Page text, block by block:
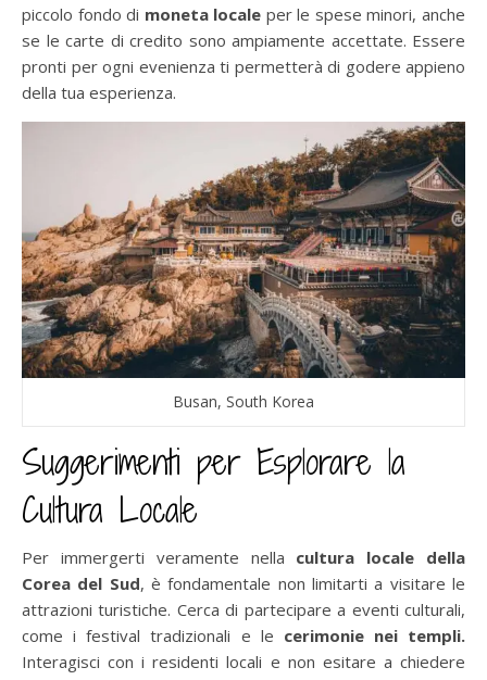
piccolo fondo di moneta locale per le spese minori, anche
se le carte di credito sono ampiamente accettate. Essere
pronti per ogni evenienza ti permetterà di godere appieno
della tua esperienza.
Busan, South Korea
Suggerimenti per Esplorare la
Cultura Locale
Per immergerti veramente nella cultura locale della
Corea del Sud, è fondamentale non limitarti a visitare le
attrazioni turistiche. Cerca di partecipare a eventi culturali,
come i festival tradizionali e le cerimonie nei templi.
Interagisci con i residenti locali e non esitare a chiedere